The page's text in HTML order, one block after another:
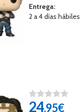
Entrega:
2 a 4 días hábiles
24,95€